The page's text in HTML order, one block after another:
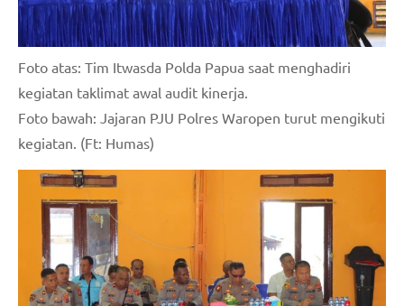
Foto atas: Tim Itwasda Polda Papua saat menghadiri
kegiatan taklimat awal audit kinerja.
Foto bawah: Jajaran PJU Polres Waropen turut mengikuti
kegiatan. (Ft: Humas)